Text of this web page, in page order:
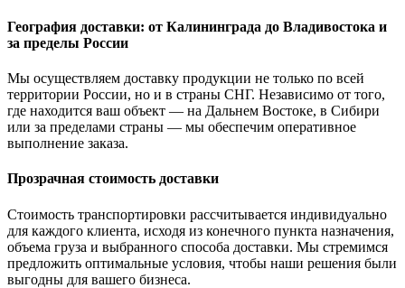
География доставки: от Калининграда до Владивостока и
за пределы России
Мы осуществляем доставку продукции не только по всей
территории России, но и в страны СНГ. Независимо от того,
где находится ваш объект — на Дальнем Востоке, в Сибири
или за пределами страны — мы обеспечим оперативное
выполнение заказа.
Прозрачная стоимость доставки
Стоимость транспортировки рассчитывается индивидуально
для каждого клиента, исходя из конечного пункта назначения,
объема груза и выбранного способа доставки. Мы стремимся
предложить оптимальные условия, чтобы наши решения были
выгодны для вашего бизнеса.